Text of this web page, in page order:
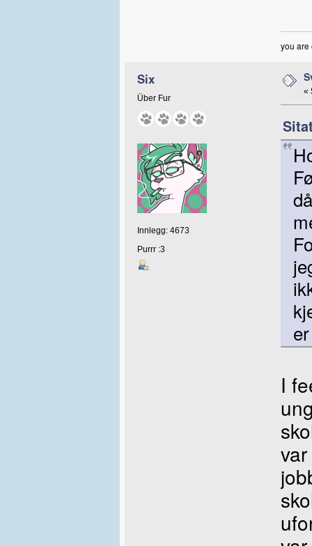
you are
Six
Über Fur
Innlegg: 4673
Purrr :3
«
er
I